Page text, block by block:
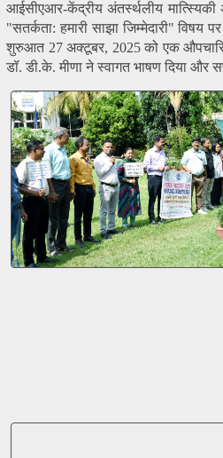
आईसीएआर-केंद्रीय अंतर्स्थलीय
"सतर्कता: हमारी साझा जिम्मेदारी"
शुरुआत 27 अक्टूबर, 2025 को एक
डॉ. डी.के. मीणा ने स्वागत भाषण दिया और